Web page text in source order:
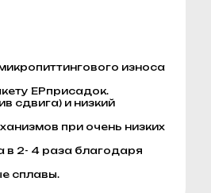
износа
ЕРприсадок.
сдвига) и низкий
при очень низких
в 2- 4 раза благодаря
сплавы.